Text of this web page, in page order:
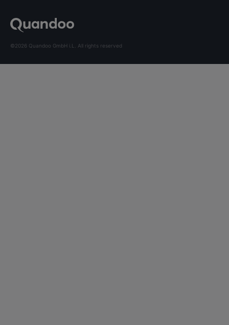
©2026 Quandoo GmbH i.L. All rights reserved